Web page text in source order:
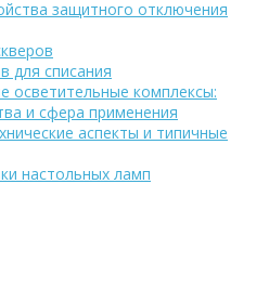
защитного отключения
для списания
комплексы:
и сфера применения
аспекты и типичные
настольных ламп